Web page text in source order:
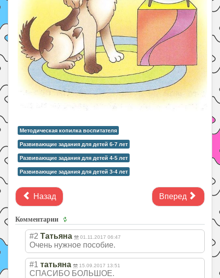
Методическая копилка воспитателя
Развивающие задания для детей 6-7 лет
Развивающие задания для детей 4-5 лет
Развивающие задания для детей 3-4 лет
Назад Вперед
Комментарии
#2 Татьяна 01.11.2017 06:47
Очень нужное пособие.
#1 татьяна 15.09.2017 13:51
СПАСИБО БОЛЬШОЕ.